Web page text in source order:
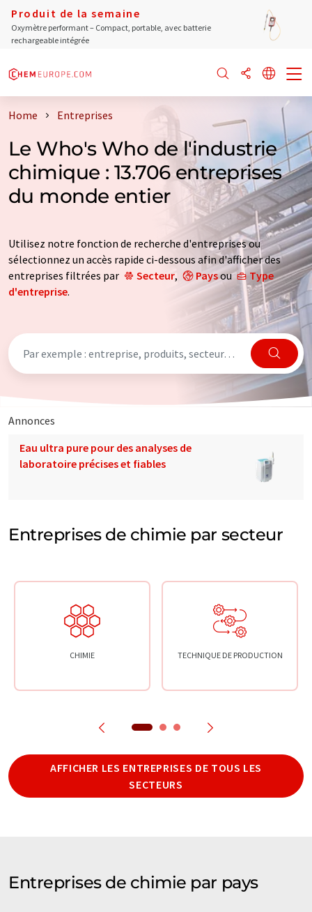
Produit de la semaine
Oxymètre performant – Compact, portable, avec batterie
rechargeable intégrée
Home Entreprises
Le Who's Who de l'industrie
chimique : 13.706 entreprises
du monde entier
Utilisez notre fonction de recherche d'entreprises ou
sélectionnez un accès rapide ci-dessous afin d'afficher des
entreprises filtrées par
Secteur, Paysou
Type
d'entreprise.
Annonces
Eau ultra pure pour des analyses de
laboratoire précises et fiables
Entreprises de chimie par secteur
CHIMIE TECHNIQUE DE PRODUCTION
AFFICHER LES ENTREPRISES DE TOUS LES
SECTEURS
Entreprises de chimie par pays